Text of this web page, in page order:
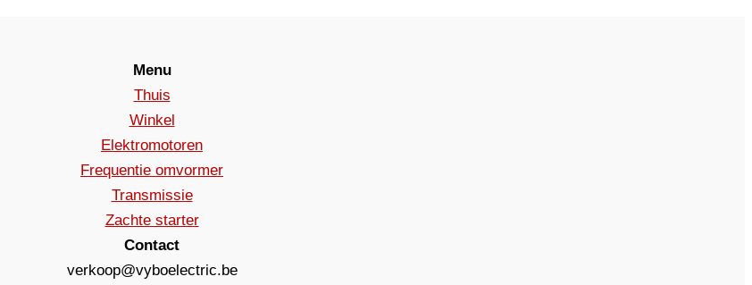
Menu
Thuis
Winkel
Elektromotoren
Frequentie omvormer
Transmissie
Zachte starter
Contact
verkoop@vyboelectric.be